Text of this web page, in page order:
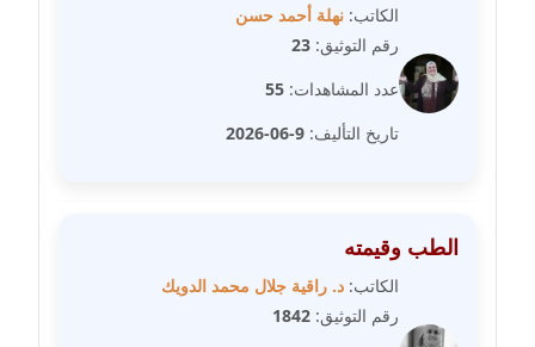
عاملة
عاملة
مدونة صفاء فوزي
عاملة
الكاتب: نهلة أحمد حسن
رقم التوثيق: 23
عدد المشاهدات: 55
تاريخ التأليف: 9-06-2026
الطب وقيمته
الكاتب: د. راقية جلال محمد الدويك
رقم التوثيق: 1842